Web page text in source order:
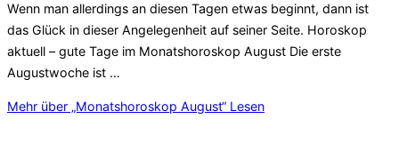
Wenn man allerdings an diesen Tagen etwas beginnt, dann ist
das Glück in dieser Angelegenheit auf seiner Seite. Horoskop
aktuell – gute Tage im Monatshoroskop August Die erste
Augustwoche ist …
Mehr über „Monatshoroskop August“ Lesen